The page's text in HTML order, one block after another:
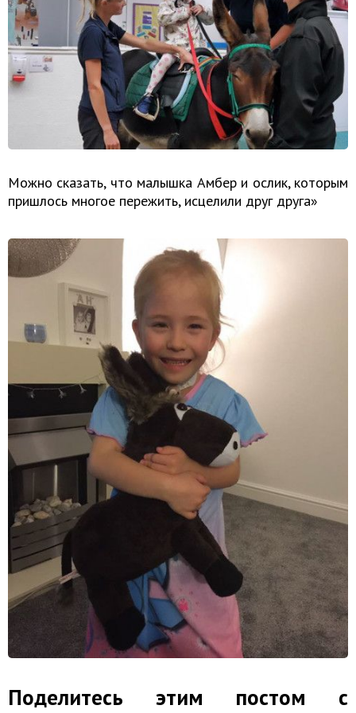
Можно сказать, что малышка Амбер и ослик, которым
пришлось многое пережить, исцелили друг друга»
Поделитесь этим постом с